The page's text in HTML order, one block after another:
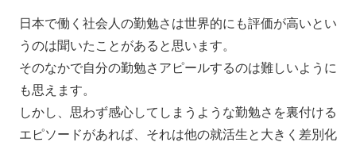
日本で働く社会人の勤勉さは世界的にも評価が高いとい
うのは聞いたことがあると思います。
そのなかで自分の勤勉さアピールするのは難しいように
も思えます。
しかし、思わず感心してしまうような勤勉さを裏付ける
エピソードがあれば、それは他の就活生と大きく差別化